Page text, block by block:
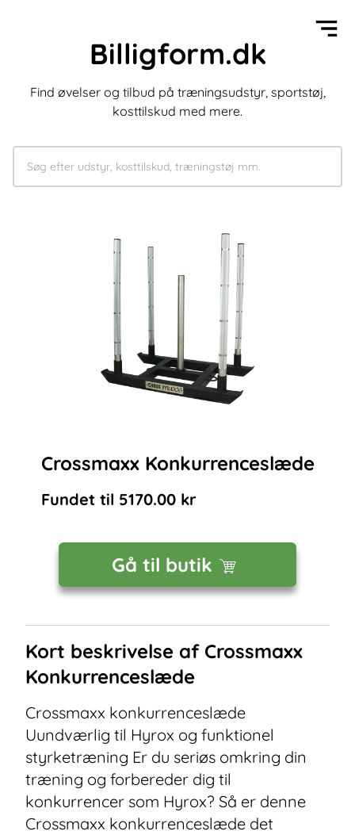
Billigform.dk
Find øvelser og tilbud på træningsudstyr, sportstøj,
kosttilskud med mere.
Crossmaxx Konkurrenceslæde
Fundet til 5170.00kr
Gå til butik
Kort beskrivelse af Crossmaxx
Konkurrenceslæde
Crossmaxx konkurrenceslæde
Uundværlig til Hyrox og funktionel
styrketræning Er du seriøs omkring din
træning og forbereder dig til
konkurrencer som Hyrox? Så er denne
Crossmaxx konkurrenceslæde det